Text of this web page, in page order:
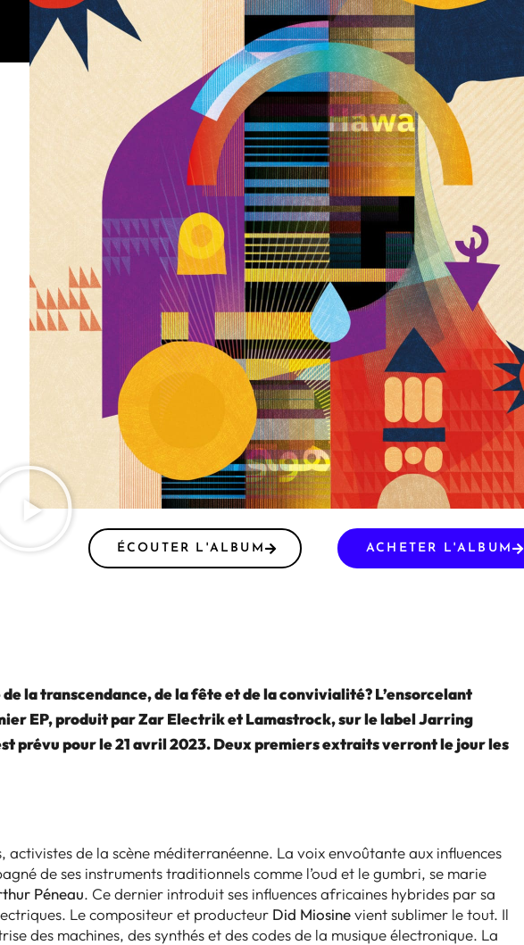
ÉCOUTER L'ALBUM ACHETER L'ALBUM
la transcendance, de la fête et de la convivialité? L’ensorcelant
EP, produit par Zar Electrik et Lamastrock, sur le label Jarring
prévu pour le 21 avril 2023. Deux premiers extraits verront le jour les
activistes de la scène méditerranéenne. La voix envoûtante aux influences
de ses instruments traditionnels comme l’oud et le gumbri, se marie
Péneau. Ce dernier introduit ses influences africaines hybrides par sa
Le compositeur et producteur Did Miosinevient sublimer le tout. Il
des machines, des synthés et des codes de la musique électronique. La